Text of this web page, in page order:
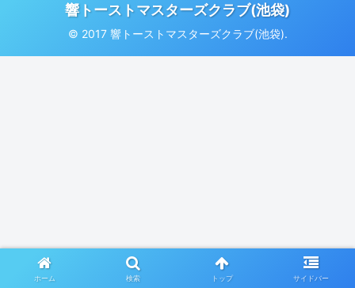
響トーストマスターズクラブ(池袋)
© 2017 響トーストマスターズクラブ(池袋).
ホーム 検索 トップ サイドバー